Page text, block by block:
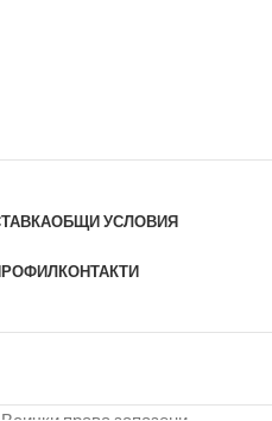
ОБЩИ УСЛОВИЯ
КОНТАКТИ